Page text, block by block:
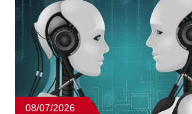
08/07/2026